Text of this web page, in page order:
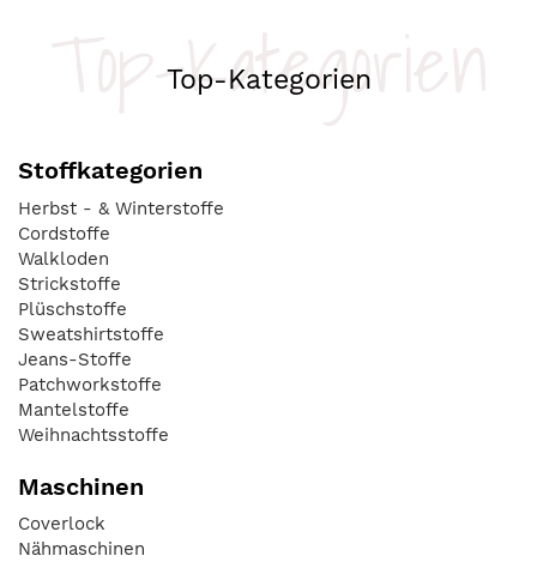
Top-Kategorien
Top-Kategorien
Stoffkategorien
Herbst - & Winterstoffe
Cordstoffe
Walkloden
Strickstoffe
Plüschstoffe
Sweatshirtstoffe
Jeans-Stoffe
Patchworkstoffe
Mantelstoffe
Weihnachtsstoffe
Maschinen
Coverlock
Nähmaschinen